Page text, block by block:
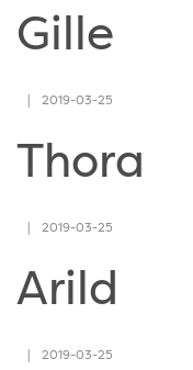
Gille
2019-03-25
Thora
2019-03-25
Arild
2019-03-25